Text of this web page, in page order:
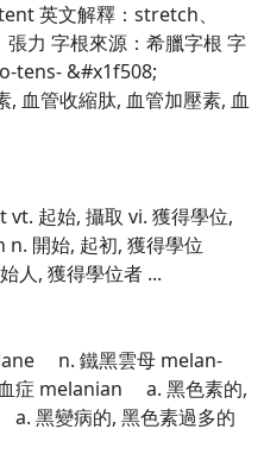
英文解釋：stretch、
力 字根來源：希臘字根 字
tens- &#x1f508;
血管收縮肽, 血管加壓素, 血
起始, 攝取 vi. 獲得學位,
開始, 起初, 獲得學位
人, 獲得學位者 ...
n. 鐵黑雲母 melan-
症 melanian a. 黑色素的,
黑變病的, 黑色素過多的